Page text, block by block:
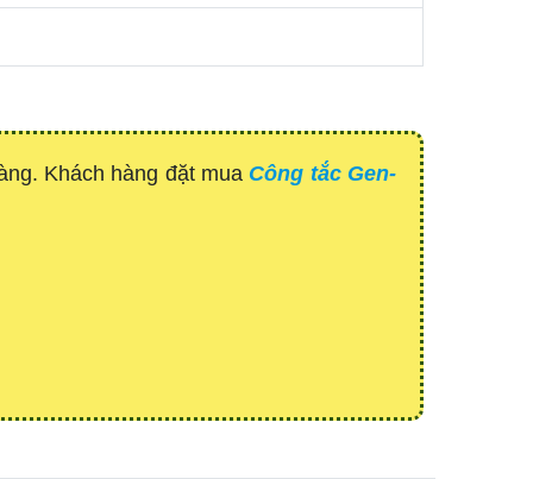
Khách hàng đặt mua Công tắc Gen-